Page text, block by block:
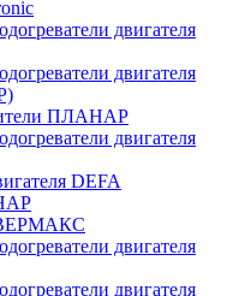
двигателя
двигателя
ПЛАНАР
двигателя
DEFA
двигателя
двигателя